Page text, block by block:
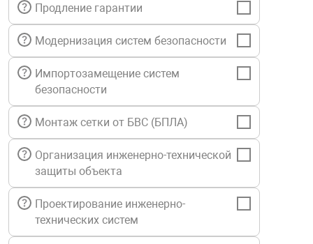
и аналитики
объектов
периметра
и экипировка
Продление гарантии
Модернизация систем безопасности
Импортозамещение систем
безопасности
Монтаж сетки от БВС (БПЛА)
Организация инженерно-технической
защиты объекта
Проектирование инженерно-
технических систем